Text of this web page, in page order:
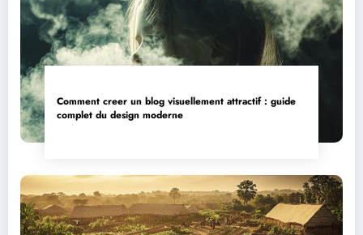
Comment creer un blog visuellement attractif : guide
complet du design moderne